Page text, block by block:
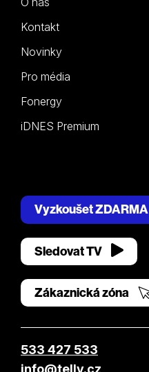
Kontakt
Novinky
Pro média
Fonergy
iDNES Premium
Vyzkoušet ZDARMA
Sledovat TV
Zákaznická zóna
533 427 533